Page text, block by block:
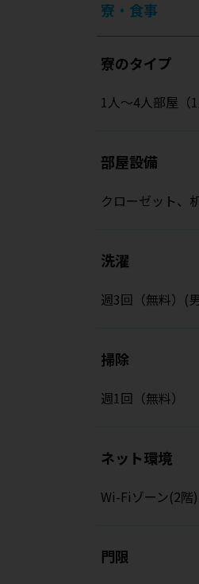
寮・食事
寮のタイプ
1人〜4人部屋（
部屋設備
クローゼット、
洗濯
週3回（無料）(
掃除
週1回（無料）
ネット環境
Wi-Fiゾーン(2階
門限